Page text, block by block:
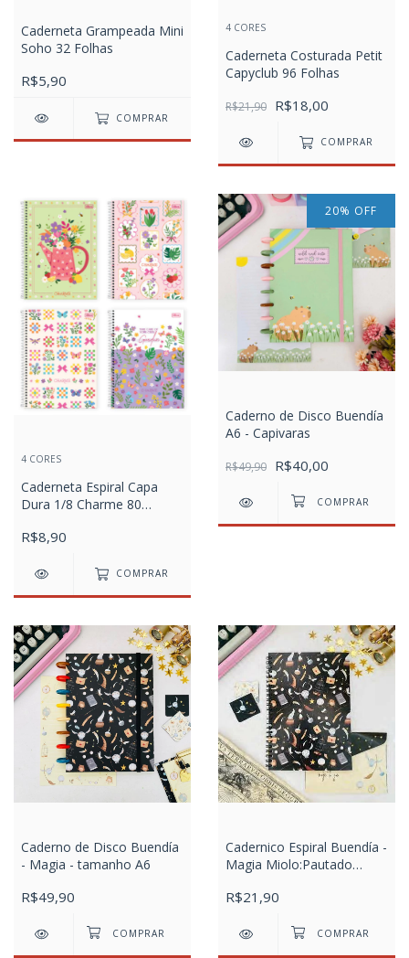
Caderneta Grampeada Mini
Soho 32 Folhas
R$5,90
COMPRAR
4 CORES
Caderneta Costurada Petit
Capyclub 96 Folhas
R$21,90 R$18,00
COMPRAR
4 CORES
Caderneta Espiral Capa
Dura 1/8 Charme 80
R$8,90
COMPRAR
20% OFF
Caderno de Disco Buendía
A6 - Capivaras
R$49,90 R$40,00
Caderno de Disco Buendía
- Magia - tamanho A6
R$49,90
Cadernico Espiral Buendía -
Magia Miolo:Pautado
R$21,90